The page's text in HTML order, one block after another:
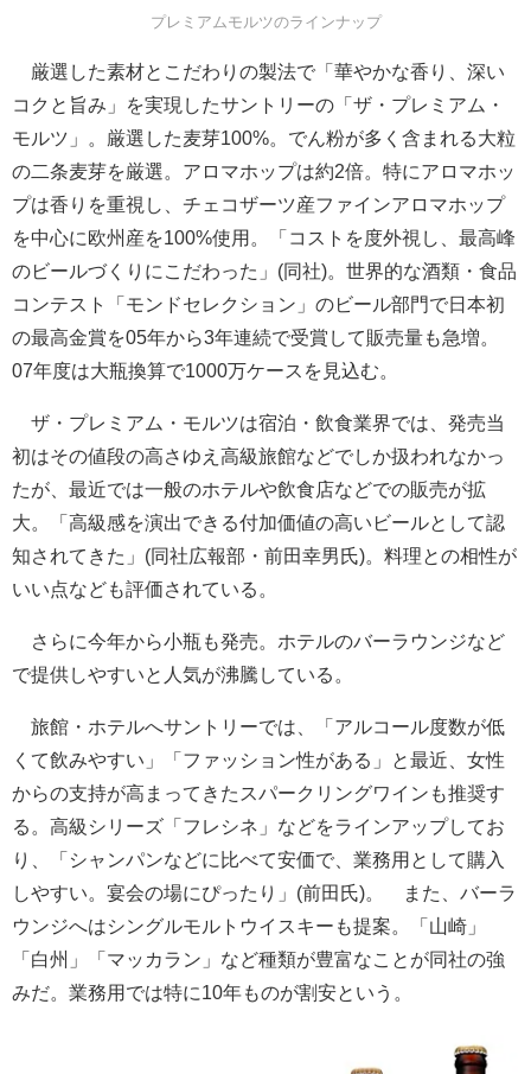
プレミアムモルツのラインナップ
厳選した素材とこだわりの製法で「華やかな香り、深い
コクと旨み」を実現したサントリーの「ザ・プレミアム・
モルツ」。厳選した麦芽100%。でん粉が多く含まれる大粒
の二条麦芽を厳選。アロマホップは約2倍。特にアロマホッ
プは香りを重視し、チェコザーツ産ファインアロマホップ
を中心に欧州産を100%使用。「コストを度外視し、最高峰
のビールづくりにこだわった」(同社)。世界的な酒類・食品
コンテスト「モンドセレクション」のビール部門で日本初
の最高金賞を05年から3年連続で受賞して販売量も急増。
07年度は大瓶換算で1000万ケースを見込む。
ザ・プレミアム・モルツは宿泊・飲食業界では、発売当
初はその値段の高さゆえ高級旅館などでしか扱われなかっ
たが、最近では一般のホテルや飲食店などでの販売が拡
大。「高級感を演出できる付加価値の高いビールとして認
知されてきた」(同社広報部・前田幸男氏)。料理との相性が
いい点なども評価されている。
さらに今年から小瓶も発売。ホテルのバーラウンジなど
で提供しやすいと人気が沸騰している。
旅館・ホテルへサントリーでは、「アルコール度数が低
くて飲みやすい」「ファッション性がある」と最近、女性
からの支持が高まってきたスパークリングワインも推奨す
る。高級シリーズ「フレシネ」などをラインアップしてお
り、「シャンパンなどに比べて安価で、業務用として購入
しやすい。宴会の場にぴったり」(前田氏)。 また、バーラ
ウンジへはシングルモルトウイスキーも提案。「山崎」
「白州」「マッカラン」など種類が豊富なことが同社の強
みだ。業務用では特に10年ものが割安という。